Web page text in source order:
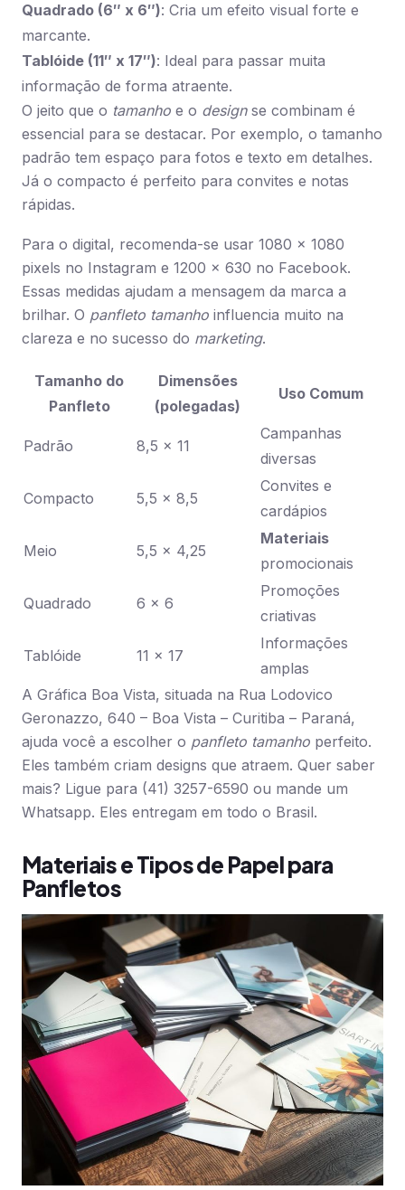
Quadrado (6″ x 6″): Cria um efeito visual forte e
marcante.
Tablóide (11″ x 17″): Ideal para passar muita
informação de forma atraente.
O jeito que o tamanho e o designse combinam é
essencial para se destacar. Por exemplo, o tamanho
padrão tem espaço para fotos e texto em detalhes.
Já o compacto é perfeito para convites e notas
rápidas.
Para o digital, recomenda-se usar 1080 x 1080
pixels no Instagram e 1200 x 630 no Facebook.
Essas medidas ajudam a mensagem da marca a
brilhar. O panfleto tamanho influencia muito na
clareza e no sucesso do marketing.
Tamanho do
Panfleto
Dimensões
(polegadas)
Uso Comum
Padrão 8,5 x 11
Campanhas
diversas
Compacto 5,5 x 8,5
Convites e
cardápios
Meio 5,5 x 4,25
Materiais
promocionais
Quadrado 6 x 6
Promoções
criativas
Tablóide 11 x 17
Informações
amplas
A Gráfica Boa Vista, situada na Rua Lodovico
Geronazzo, 640 – Boa Vista – Curitiba – Paraná,
ajuda você a escolher o panfleto tamanho perfeito.
Eles também criam designs que atraem. Quer saber
mais? Ligue para (41) 3257-6590 ou mande um
Whatsapp. Eles entregam em todo o Brasil.
Materiais e Tipos de Papel para
Panfletos